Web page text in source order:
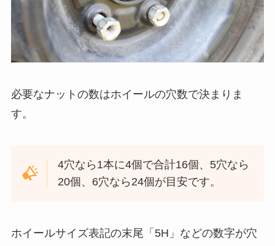
必要なナットの数はホイールの穴数で決まりま
す。
4穴なら1本に4個で合計16個、5穴なら
20個、6穴なら24個が目安です。
ホイールサイズ表記の末尾「5H」などの数字が穴